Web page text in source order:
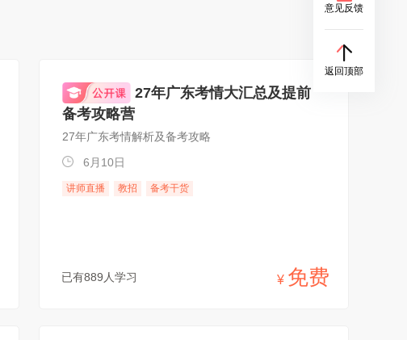
27年广东考情大汇总及提前
备考攻略营
27年广东考情解析及备考攻略
6月10日
讲师直播 教招 备考干货
已有889人学习 ¥ 免费
意见反馈
返回顶部